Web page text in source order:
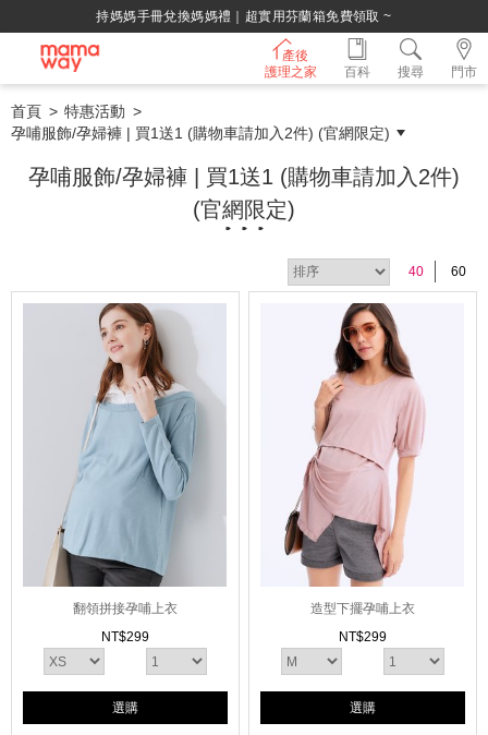
綁定LINE好友，500購物金立即折！
產後
護理之家
門市
百科 搜尋
首頁
特惠活動
孕哺服飾/孕婦褲 | 買1送1 (購物車請加入2件) (官網限定)
孕哺服飾/孕婦褲 | 買1送1 (購物車請加入2件)
(官網限定)
40 60
翻領拼接孕哺上衣
NT$299
選購
造型下擺孕哺上衣
NT$299
選購